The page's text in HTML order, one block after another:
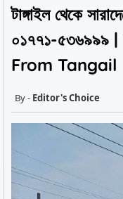
টাঙ্গাইল থেকে
০১৭৭১-
From Tangail
Editor's Choice